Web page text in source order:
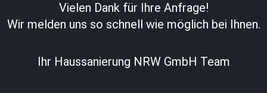
Vielen Dank für Ihre Anfrage!
Wir melden uns so schnell wie möglich bei Ihnen.
Ihr Haussanierung NRW GmbH Team